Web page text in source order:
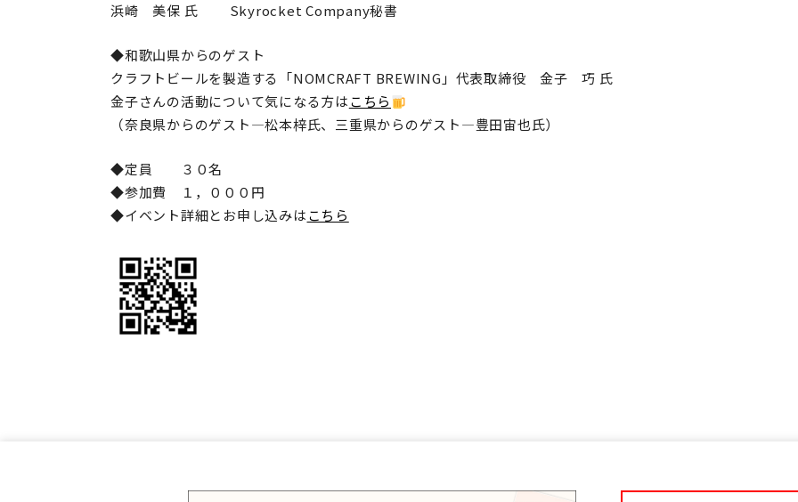
浜崎 美保 氏 Skyrocket Company秘書
◆和歌山県からのゲスト
クラフトビールを製造する「NOMCRAFT BREWING」 代表取締役 金子 巧 氏
金子さんの活動について気になる方はこちら
（奈良県からのゲスト―松本梓氏、三重県からのゲスト―豊田宙也氏）
◆定員 ３０名
◆参加費 １，０００円
◆イベント詳細とお申し込みはこちら